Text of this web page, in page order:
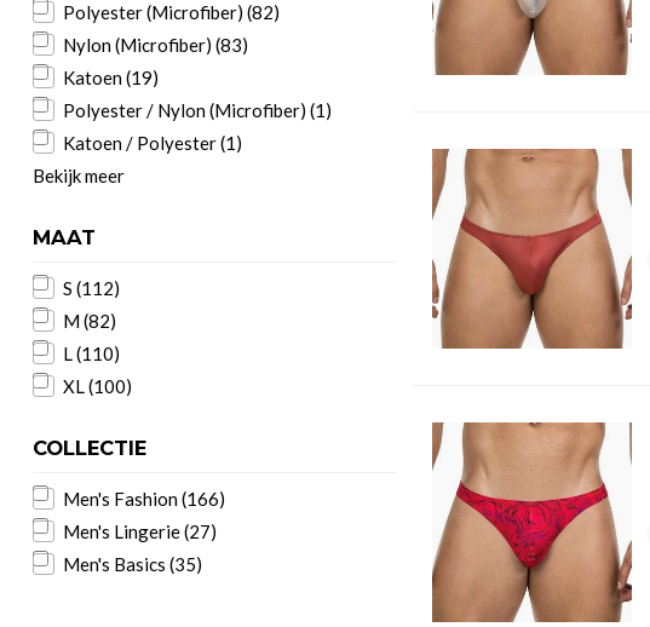
Polyester (Microfiber) (82)
Nylon (Microfiber) (83)
Katoen(19)
Polyester / Nylon (Microfiber) (1)
Katoen / Polyester(1)
Bekijk meer
MAAT
S (112)
M(82)
L(110)
XL(100)
COLLECTIE
Men's Fashion(166)
Men's Lingerie(27)
Men's Basics (35)